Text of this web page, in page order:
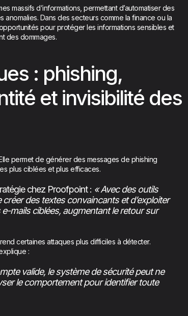
massifs d’informations, permettant d’automatiser des
Dans des secteurs comme la finance ou la
pour protéger les informations sensibles et
des dommages.
: phishing,
et invisibilité des
permet de générer des messages de phishing
plus ciblées et plus efficaces.
chez Proofpoint : « Avec des outils
des textes convaincants et d’exploiter
mails ciblées, augmentant le retour sur
certaines attaques plus difficiles à détecter.
:
valide, le système de sécurité peut ne
le comportement pour identifier toute